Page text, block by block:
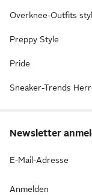
Overknee-Outfits
Preppy Style
Pride
Sneaker-Trends
Newsletter
E-Mail-Adresse
Anmelden